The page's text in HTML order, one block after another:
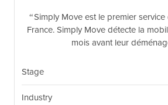
Simply Move est le premier
France. Simply Move détecte la
mois avant leur
Stage
Industry